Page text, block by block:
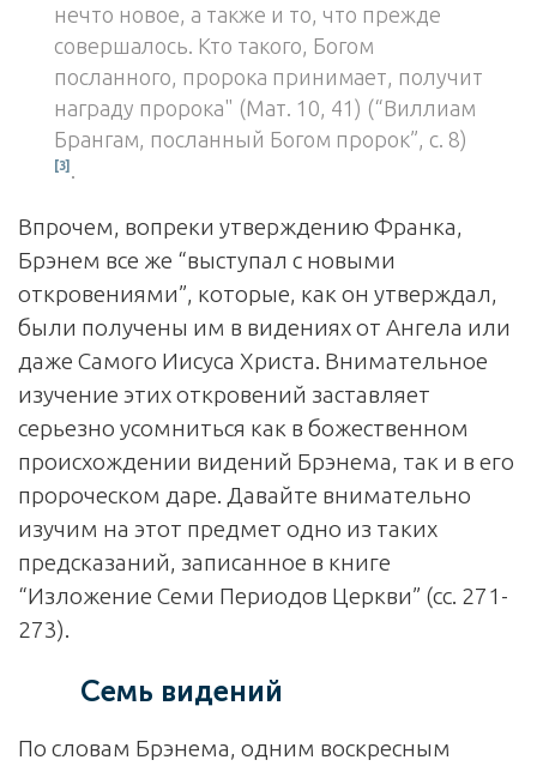
нечто новое, а также и то, что прежде
совершалось. Кто такого, Богом
посланного, пророка принимает, получит
награду пророка" (Мат. 10, 41) (“Виллиам
Брангам, посланный Богом пророк”, с. 8)
[3]
Впрочем, вопреки утверждению Франка,
Брэнем все же “выступал с новыми
откровениями”, которые, как он утверждал,
были получены им в видениях от Ангела или
даже Самого Иисуса Христа. Внимательное
изучение этих откровений заставляет
серьезно усомниться как в божественном
происхождении видений Брэнема, так и в его
пророческом даре. Давайте внимательно
изучим на этот предмет одно из таких
предсказаний, записанное в книге
“Изложение Семи Периодов Церкви” (сс. 271-
273).
Семь видений
По словам Брэнема, одним воскресным